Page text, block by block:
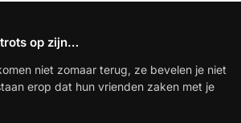
op zijn…
niet zomaar terug, ze bevelen je niet
erop dat hun vrienden zaken met je